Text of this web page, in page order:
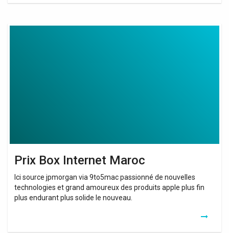
Prix Box Internet Maroc
Ici source jpmorgan via 9to5mac passionné de nouvelles
technologies et grand amoureux des produits apple plus fin
plus endurant plus solide le nouveau.
Prix